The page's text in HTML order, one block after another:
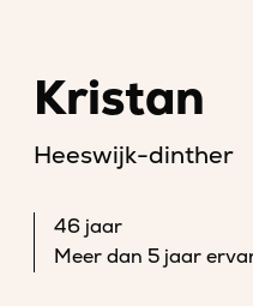
Kristan
Heeswijk-dinther
46 jaar
Meer dan 5 jaar